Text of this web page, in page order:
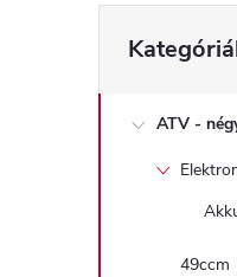
O
l
átugrása
ATV -
49ccm